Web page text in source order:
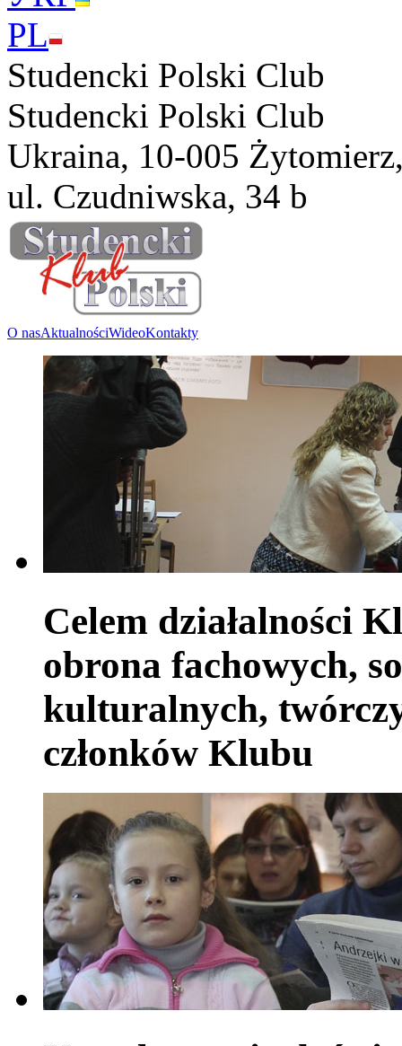
PL
Studencki Polski Club
Studencki Polski Club
Ukraina, 10-005
ul. Czudniwska, 34 b
O nasAktualnościWideoKontakty
Celem działalności
obrona fachowych,
kulturalnych,
członków Klubu